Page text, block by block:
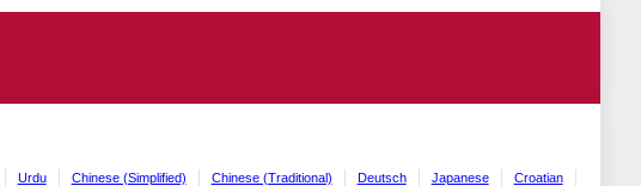
Urdu Chinese (Simplified) Chinese (Traditional) Deutsch Japanese
Croatian